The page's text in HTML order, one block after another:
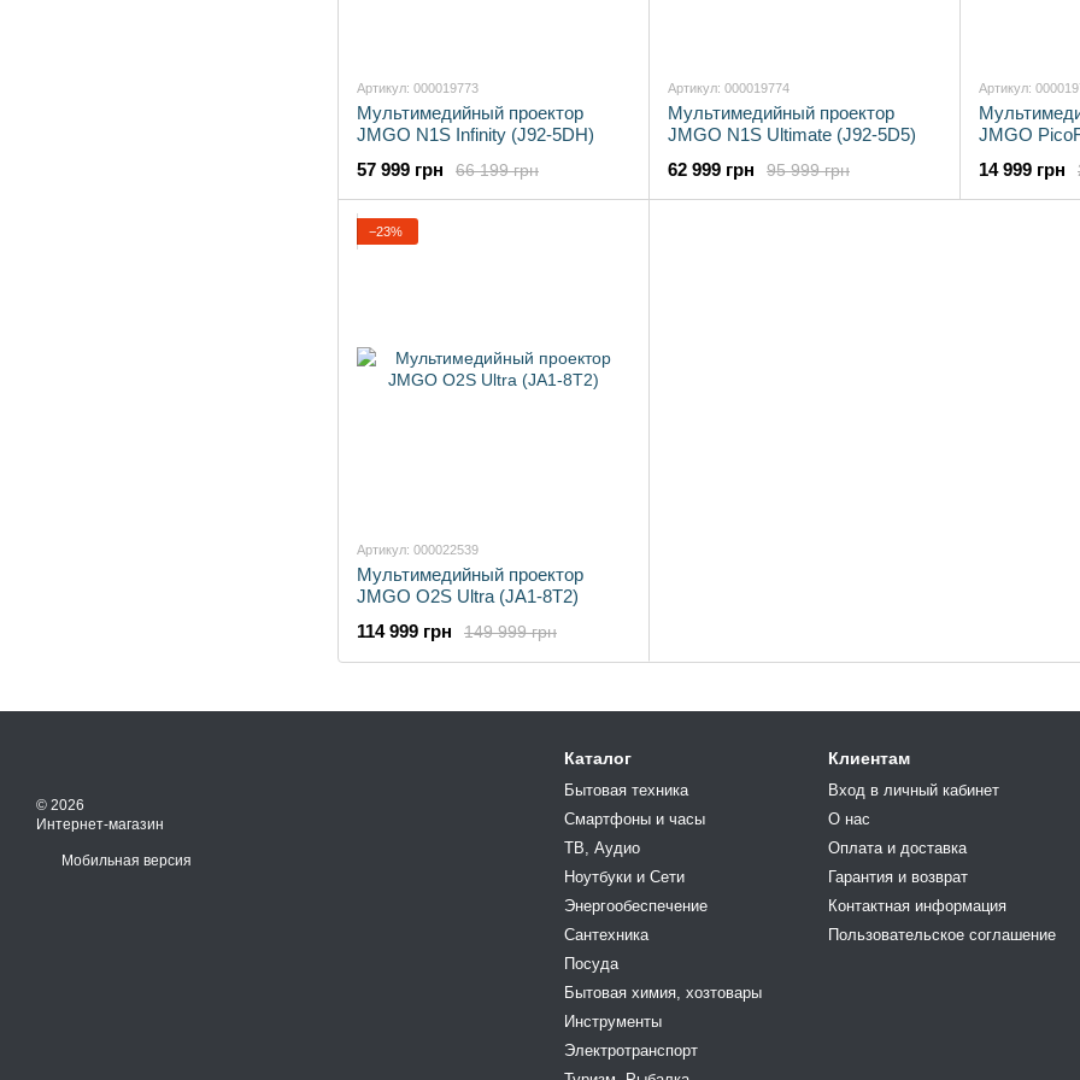
Артикул: 000019773
Мультимедийный проектор
JMGO N1S Infinity (J92-5DH)
66 199 грн
57 999 грн
Артикул: 000019774
Мультимедийный проектор
JMGO N1S Ultimate (J92-5D5)
95 999 грн
62 999 грн
Артикул:
JMGO
14 999 грн
−23%
Артикул: 000022539
Мультимедийный проектор
JMGO O2S Ultra (JA1-8T2)
149 999 грн
114 999 грн
© 2026
Интернет-магазин
Мобильная версия
Каталог
Бытовая техника
Смартфоны и часы
ТВ, Аудио
Ноутбуки и Сети
Энергообеспечение
Сантехника
Посуда
Бытовая химия, хозтовары
Инструменты
Электротранспорт
Клиентам
Вход в личный кабинет
О нас
Оплата и доставка
Гарантия и возврат
Контактная информация
Пользовательское соглашение